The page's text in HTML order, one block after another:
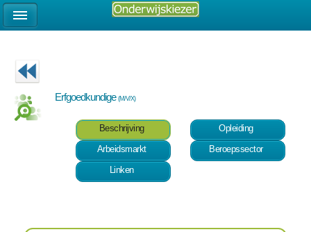
Erfgoedkundige(M/V/X)
Beschrijving
Opleiding
Arbeidsmarkt
Beroepssector
Linken